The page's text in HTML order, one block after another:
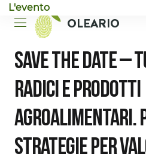
Vai al contenuto principale
Vai al piè di pagina
OLEARIO
Save the date –
radici e prodotti
agroalimentari.
strategie per
L'evento